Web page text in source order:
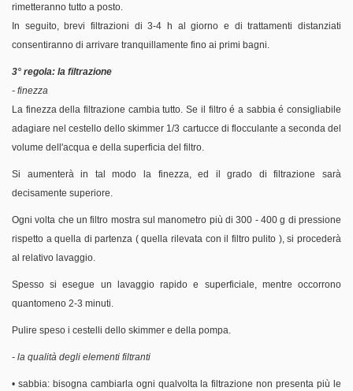
rimetteranno tutto a posto.
In seguito, brevi filtrazioni di 3-4 h al giorno e di trattamenti distanziati
consentiranno di arrivare tranquillamente fino ai primi bagni.
3° regola: la filtrazione
- finezza
La finezza della filtrazione cambia tutto. Se il filtro é a sabbia é consigliabile
adagiare nel cestello dello skimmer 1/3 cartucce di flocculante a seconda del
volume dell'acqua e della superficia del filtro.
Si aumenterà in tal modo la finezza, ed il grado di filtrazione sarà
decisamente superiore.
Ogni volta che un filtro mostra sul manometro più di 300 - 400 g di pressione
rispetto a quella di partenza ( quella rilevata con il filtro pulito ), si procederà
al relativo lavaggio.
Spesso si esegue un lavaggio rapido e superficiale, mentre occorrono
quantomeno 2-3 minuti.
Pulire speso i cestelli dello skimmer e della pompa.
- la qualità degli elementi filtranti
• sabbia: bisogna cambiarla ogni qualvolta la filtrazione non presenta più le